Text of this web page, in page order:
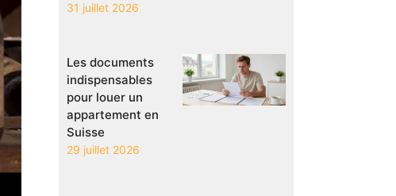
31 juillet 2026
Les documents
indispensables
pour louer un
appartement en
Suisse
29 juillet 2026